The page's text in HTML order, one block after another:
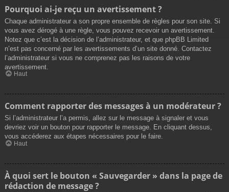
Pourquoi ai-je reçu un avertissement ?
Chaque administrateur a son propre ensemble de règles pour son site. Si
vous avez dérogé à une règle, vous pouvez recevoir un avertissement.
Notez que c’est la décision de l’administrateur, et que phpBB Limited
n’est pas concerné par les avertissements d’un site donné. Contactez
l’administrateur si vous ne comprenez pas les raisons de votre
avertissement.
Haut
Comment rapporter des messages à un modérateur ?
Si l’administrateur l’a permis, allez sur le message à signaler et vous
devriez voir un bouton pour rapporter le message. En cliquant dessus,
vous accéderez aux étapes nécessaires pour le faire.
Haut
À quoi sert le bouton « Sauvegarder » dans la page de
rédaction de message ?